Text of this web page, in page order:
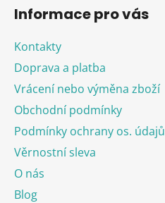
Informace pro vás
Kontakty
Doprava a platba
Vrácení nebo výměna zboží
Obchodní podmínky
Podmínky ochrany os. údajů
Věrnostní sleva
O nás
Blog